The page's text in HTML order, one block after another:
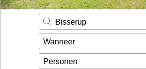
Bisserup
Wanneer
Personen